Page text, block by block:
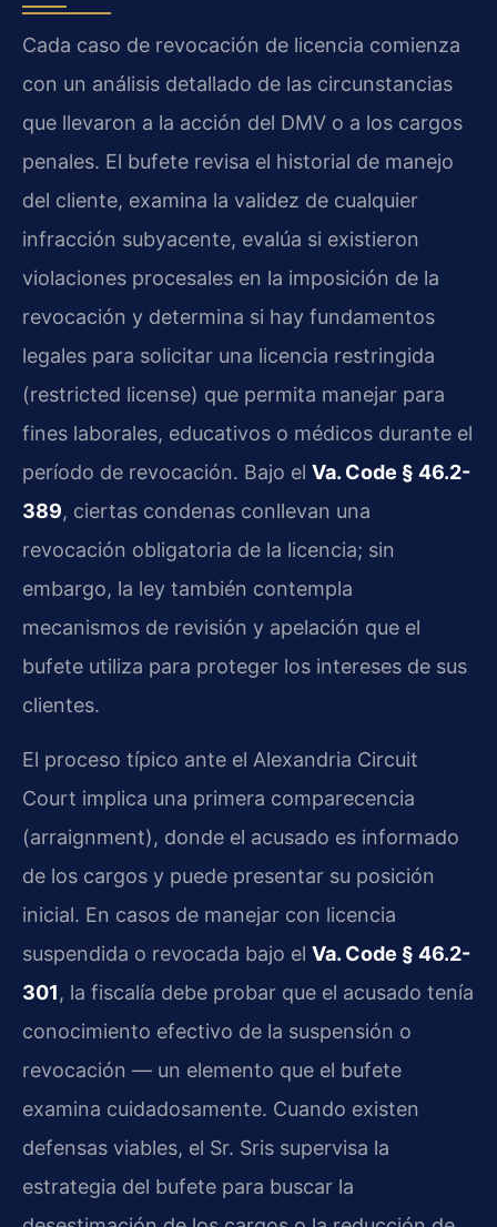
Cada caso de revocación de licencia comienza
con un análisis detallado de las circunstancias
que llevaron a la acción del DMV o a los cargos
penales. El bufete revisa el historial de manejo
del cliente, examina la validez de cualquier
infracción subyacente, evalúa si existieron
violaciones procesales en la imposición de la
revocación y determina si hay fundamentos
legales para solicitar una licencia restringida
(restricted license) que permita manejar para
fines laborales, educativos o médicos durante el
período de revocación. Bajo el Va. Code § 46.2-
389, ciertas condenas conllevan una
revocación obligatoria de la licencia; sin
embargo, la ley también contempla
mecanismos de revisión y apelación que el
bufete utiliza para proteger los intereses de sus
clientes.
El proceso típico ante el Alexandria Circuit
Court implica una primera comparecencia
(arraignment), donde el acusado es informado
de los cargos y puede presentar su posición
inicial. En casos de manejar con licencia
suspendida o revocada bajo el Va. Code § 46.2-
301, la fiscalía debe probar que el acusado tenía
conocimiento efectivo de la suspensión o
revocación — un elemento que el bufete
examina cuidadosamente. Cuando existen
defensas viables, el Sr. Sris supervisa la
estrategia del bufete para buscar la